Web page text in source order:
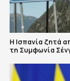
H Ισπανία ζητά
τη Συμφωνία